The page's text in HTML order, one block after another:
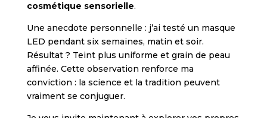
cosmétique sensorielle.
Une anecdote personnelle : j’ai testé un masque
LED pendant six semaines, matin et soir.
Résultat ? Teint plus uniforme et grain de peau
affinée. Cette observation renforce ma
conviction : la science et la tradition peuvent
vraiment se conjuguer.